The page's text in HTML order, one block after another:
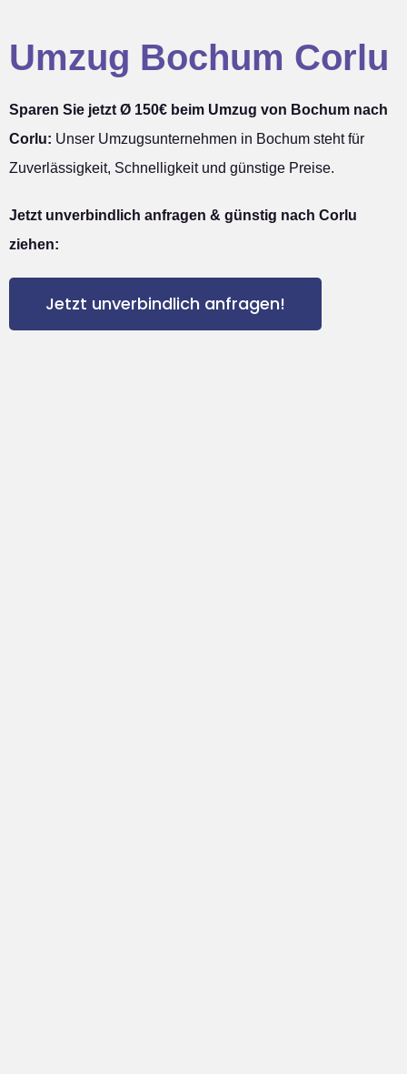
Umzug Bochum Corlu
Sparen Sie jetzt Ø 150€ beim Umzug von Bochum nach
Corlu: Unser Umzugsunternehmen in Bochum steht für
Zuverlässigkeit, Schnelligkeit und günstige Preise.
Jetzt unverbindlich anfragen & günstig nach Corlu
ziehen:
Jetzt unverbindlich anfragen!